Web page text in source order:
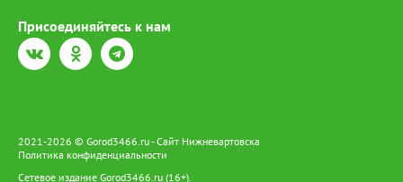
Присоединяйтесь к нам
2021-2026 © Gorod3466.ru - Сайт Нижневартовска
Политика конфиденциальности
Сетевое издание Gorod3466.ru (16+).